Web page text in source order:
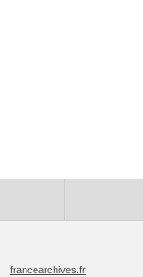
francearchives.fr